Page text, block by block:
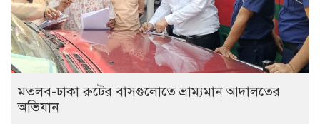
মতলব-ঢাকা রুটের বাসগুলোতে ভ্রাম্যমান আদালতের
অভিযান